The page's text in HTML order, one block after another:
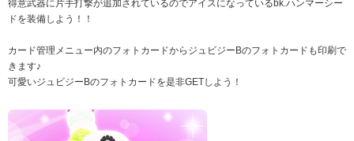
得意武器に片手打撃が追加されているのでアイスになっているbk.ハンマーシー
ドを装備しよう！！
カード管理メニュー内のフォトカードからジュビジーBのフォトカードも印刷で
きます♪
可愛いジュビジーBのフォトカードを是非GETしよう！